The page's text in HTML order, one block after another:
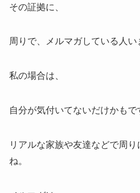
その証拠に、
周りで、メルマガしている人い
私の場合は、
自分が気付いてないだけかもで
リアルな家族や友達などで周
ね。